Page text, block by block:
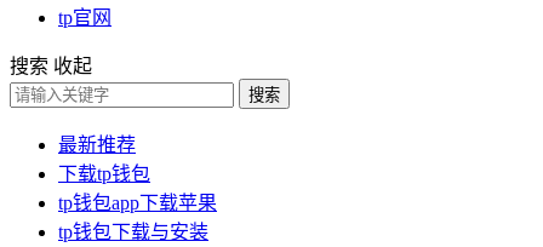
tp官网
搜索 收起
搜索
最新推荐
下载tp钱包
tp钱包app下载苹果
tp钱包下载与安装